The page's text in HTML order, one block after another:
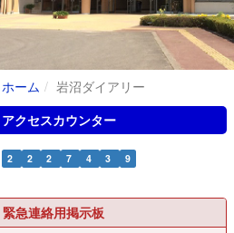
ホーム
岩沼ダイアリー
アクセスカウンター
2 2 2 7 4 3 9
緊急連絡用掲示板